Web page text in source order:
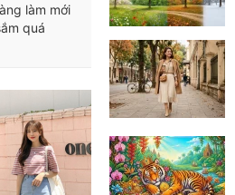
làm mới
quá